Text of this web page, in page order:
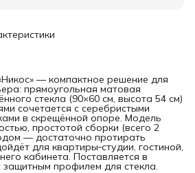
— компактное решение для
прямоугольная матовая
стекла (90×60 см, высота 54 см)
сочетается с серебристыми
в скрещённой опоре. Модель
простотой сборки (всего 2
— достаточно протирать
для квартиры‑студии, гостиной,
кабинета. Поставляется в
профилем для стекла.